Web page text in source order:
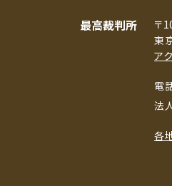
最高裁判所
〒
東
ア
電
法
各